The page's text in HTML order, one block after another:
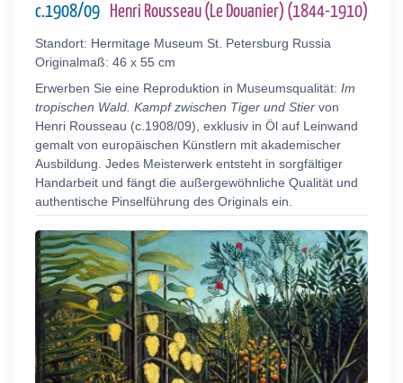
c.1908/09
Henri Rousseau (Le Douanier) (1844-1910)
Standort: Hermitage Museum St. Petersburg Russia
Originalmaß: 46 x 55 cm
Erwerben Sie eine Reproduktion in Museumsqualität: Im
tropischen Wald. Kampf zwischen Tiger und Stier von
Henri Rousseau (c.1908/09), exklusiv in Öl auf Leinwand
gemalt von europäischen Künstlern mit akademischer
Ausbildung. Jedes Meisterwerk entsteht in sorgfältiger
Handarbeit und fängt die außergewöhnliche Qualität und
authentische Pinselführung des Originals ein.